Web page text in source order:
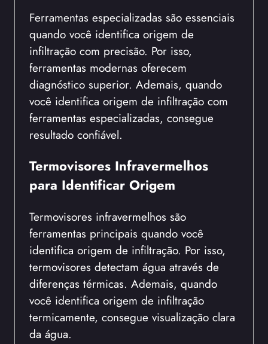
Ferramentas especializadas são essenciais
quando você identifica origem de
infiltração com precisão. Por isso,
ferramentas modernas oferecem
diagnóstico superior. Ademais, quando
você identifica origem de infiltração com
ferramentas especializadas, consegue
resultado confiável.
Termovisores Infravermelhos
para Identificar Origem
Termovisores infravermelhos são
ferramentas principais quando você
identifica origem de infiltração. Por isso,
termovisores detectam água através de
diferenças térmicas. Ademais, quando
você identifica origem de infiltração
termicamente, consegue visualização clara
da água.